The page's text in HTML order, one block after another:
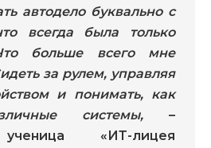
автодело буквально с
всегда была только
больше всего мне
за рулем, управляя
и понимать, как
системы, –
«ИТ-лицея